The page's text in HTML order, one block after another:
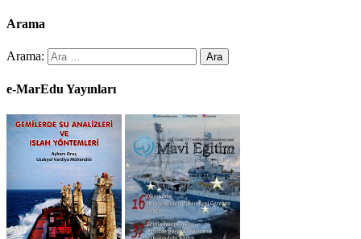
Arama
Arama:
e-MarEdu Yayınları